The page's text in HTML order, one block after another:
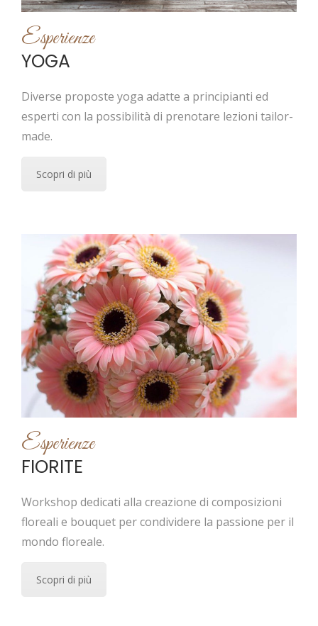
Esperienze
YOGA
Diverse proposte yoga adatte a principianti ed
esperti con la possibilità di prenotare lezioni tailor-
made.
Scopri di più
Esperienze
FIORITE
Workshop dedicati alla creazione di composizioni
floreali e bouquet per condividere la passione per il
mondo floreale.
Scopri di più